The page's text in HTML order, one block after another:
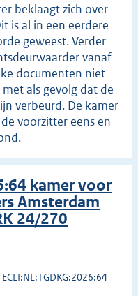
beklaagt zich over
is al in een eerdere
geweest. Verder
vanaf
documenten niet
als gevolg dat de
verbeurd. De kamer
voorzitter eens en
kamer voor
Amsterdam
24/270
ECLI:NL:TGDKG:2026:64